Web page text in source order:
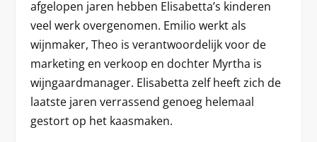
afgelopen jaren hebben Elisabetta’s kinderen
veel werk overgenomen. Emilio werkt als
wijnmaker, Theo is verantwoordelijk voor de
marketing en verkoop en dochter Myrtha is
wijngaardmanager. Elisabetta zelf heeft zich de
laatste jaren verrassend genoeg helemaal
gestort op het kaasmaken.